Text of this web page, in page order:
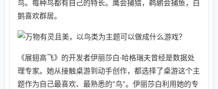
鸟。每种鸟都有自己的特长。鹰会捕猎，鹈鹕会捕鱼，白
鹅喜欢群居。
《展翅高飞》的开发者伊丽莎白·哈格瑞夫曾经是数据处
理专家。她从接触桌游到动手创作，都选择了桌游这个主
题作为自己最喜欢、最熟悉的“鸟”。伊丽莎白利用她的专